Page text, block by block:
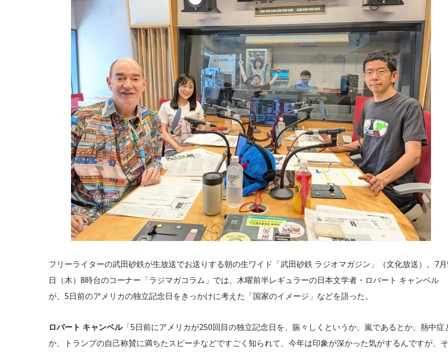
フリーライターの武田砂鉄が生放送でお送りする朝の生ワイド「武田砂鉄 ラジオマガジン」（文化放送）。7
日（木）8時台のコーナー「ラジマガコラム」では、木曜前半レギュラーの日本文学者・ロバート キャンベル
が、5日前のアメリカの独立記念日をきっかけに考えた「国家のイメージ」などを語った。
ロバート キャンベル「5日前にアメリカが250回目の独立記念日を、賑々しくというか、嵐であるとか、熱中症
か、トランプの自己称賛に満ちたスピーチなどですごく知られて、今年は印象が深かった気がするんですが、そ